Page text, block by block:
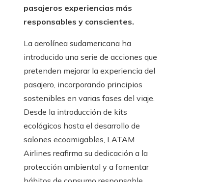
pasajeros experiencias más
responsables y conscientes.
La aerolínea sudamericana ha
introducido una serie de acciones que
pretenden mejorar la experiencia del
pasajero, incorporando principios
sostenibles en varias fases del viaje.
Desde la introducción de kits
ecológicos hasta el desarrollo de
salones ecoamigables, LATAM
Airlines reafirma su dedicación a la
protección ambiental y a fomentar